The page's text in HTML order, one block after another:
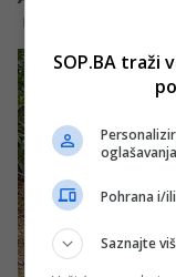
SOP.BA traži
Pohrana i/
Saznajte